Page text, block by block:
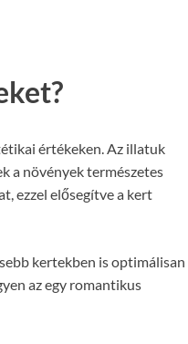
értékeken. Az illatuk
a növények természetes
ezzel elősegítve a kert
kertekben is optimálisan
az egy romantikus